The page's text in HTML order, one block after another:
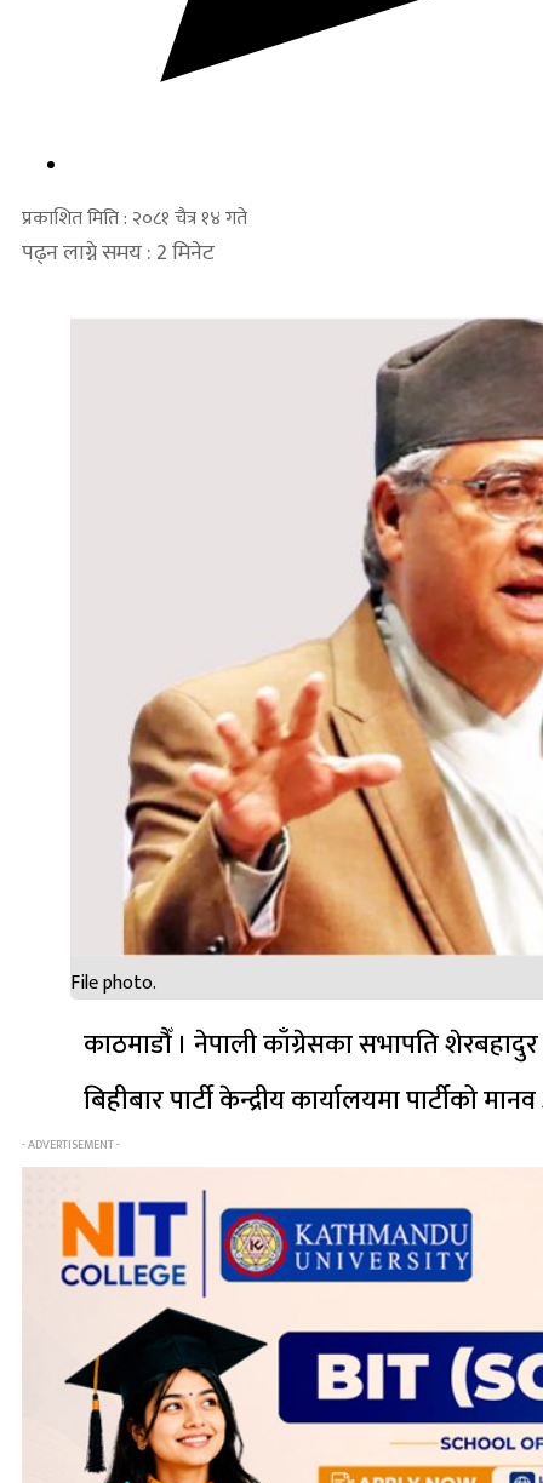
प्रकाशित मिति : २०८१ चैत्र १४ गते
पढ्न लाग्ने समय : 2 मिनेट
File photo.
काठमाडौँ । नेपाली काँग्रेसका सभापति शेरबहादुर
बिहीबार पार्टी केन्द्रीय कार्यालयमा
- ADVERTISEMENT -